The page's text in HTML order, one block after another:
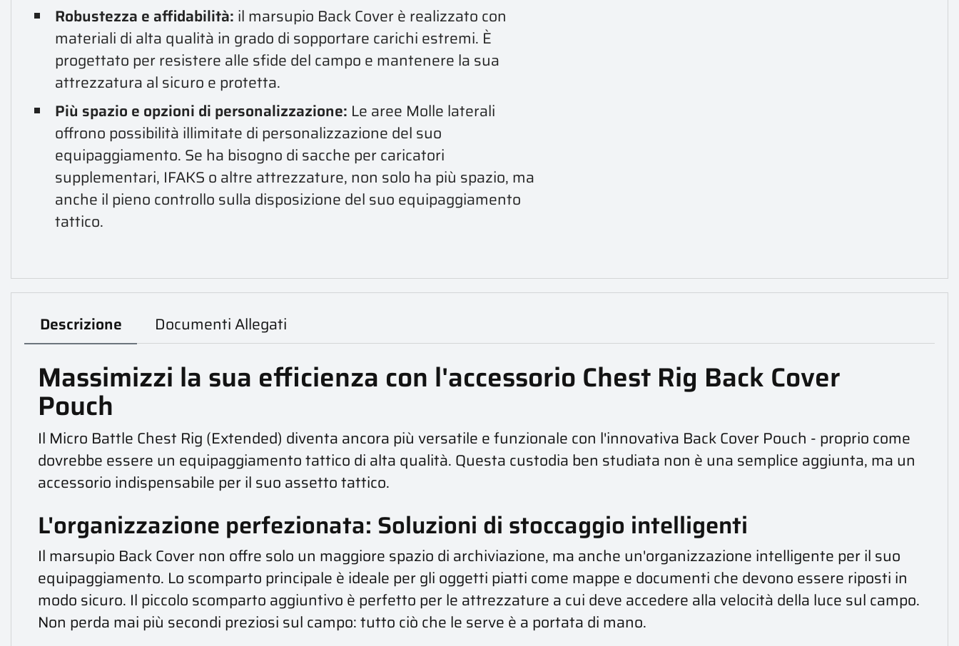
Robustezza e affidabilità: il marsupio Back Cover è realizzato con
materiali di alta qualità in grado di sopportare carichi estremi. È
progettato per resistere alle sfide del campo e mantenere la sua
attrezzatura al sicuro e protetta.
Più spazio e opzioni di personalizzazione: Le aree Molle laterali
offrono possibilità illimitate di personalizzazione del suo
equipaggiamento. Se ha bisogno di sacche per caricatori
supplementari, IFAKS o altre attrezzature, non solo ha più spazio, ma
anche il pieno controllo sulla disposizione del suo equipaggiamento
tattico.
Descrizione Documenti Allegati
Massimizzi la sua efficienza con l'accessorio Chest Rig Back Cover
Pouch
Il Micro Battle Chest Rig (Extended) diventa ancora più versatile e funzionale con l'innovativa Back Cover Pouch - proprio come
dovrebbe essere un equipaggiamento tattico di alta qualità. Questa custodia ben studiata non è una semplice aggiunta, ma un
accessorio indispensabile per il suo assetto tattico.
L'organizzazione perfezionata: Soluzioni di stoccaggio intelligenti
Il marsupio Back Cover non offre solo un maggiore spazio di archiviazione, ma anche un'organizzazione intelligente per il suo
equipaggiamento. Lo scomparto principale è ideale per gli oggetti piatti come mappe e documenti che devono essere riposti in
modo sicuro. Il piccolo scomparto aggiuntivo è perfetto per le attrezzature a cui deve accedere alla velocità della luce sul campo.
Non perda mai più secondi preziosi sul campo: tutto ciò che le serve è a portata di mano.